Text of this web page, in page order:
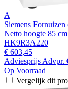
A
Siemens
Netto hoogte 85
HK9R3A220
€ 603,45
Adviesprijs Advpr.
Op Voorraad
Vergelijk dit